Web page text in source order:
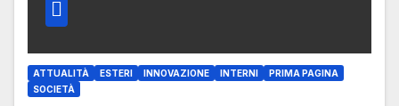
ATTUALITÀ ESTERI INNOVAZIONE INTERNI
PRIMA PAGINA
SOCIETÀ